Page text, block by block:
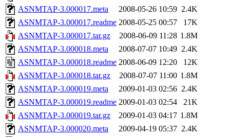
ASNMTAP-3.000017.meta
2008-05-26 10:59 2.4K
ASNMTAP-3.000017.readme 2008-05-25 00:57
17K
ASNMTAP-3.000017.tar.gz
2008-06-09 11:28 1.8M
ASNMTAP-3.000018.meta
2008-07-07 10:49 2.4K
ASNMTAP-3.000018.readme 2008-06-09 12:20
12K
ASNMTAP-3.000018.tar.gz
2008-07-07 11:00 1.8M
ASNMTAP-3.000019.meta
2009-01-03 02:56 2.4K
ASNMTAP-3.000019.readme 2009-01-03 02:54
21K
ASNMTAP-3.000019.tar.gz
2009-01-03 04:17 1.8M
ASNMTAP-3.000020.meta
2009-04-19 05:37 2.4K